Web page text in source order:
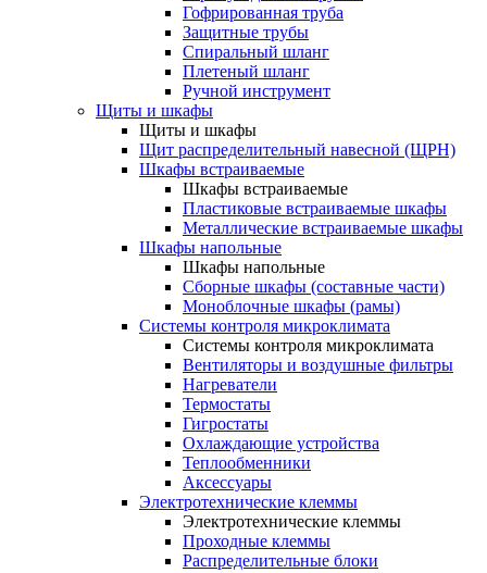
Гофрированная труба
Защитные трубы
Спиральный шланг
Плетеный шланг
Ручной инструмент
Щиты и шкафы
Щиты и шкафы
Щит распределительный навесной (ЩРН)
Шкафы встраиваемые
Шкафы встраиваемые
Пластиковые встраиваемые шкафы
Металлические встраиваемые шкафы
Шкафы напольные
Шкафы напольные
Сборные шкафы (составные части)
Моноблочные шкафы (рамы)
Системы контроля микроклимата
Системы контроля микроклимата
Вентиляторы и воздушные фильтры
Нагреватели
Термостаты
Гигростаты
Охлаждающие устройства
Теплообменники
Аксессуары
Электротехнические клеммы
Электротехнические клеммы
Проходные клеммы
Распределительные блоки